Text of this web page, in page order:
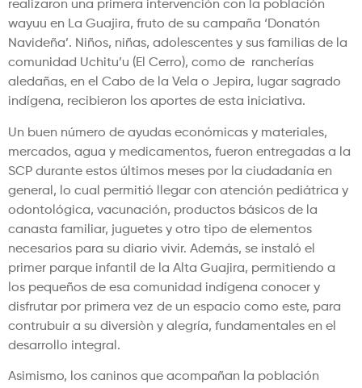
realizaron una primera intervención con la población
wayuu en La Guajira, fruto de su campaña ‘Donatón
Navideña’. Niños, niñas, adolescentes y sus familias de la
comunidad Uchitu’u (El Cerro), como de rancherías
aledañas, en el Cabo de la Vela o Jepira, lugar sagrado
indígena, recibieron los aportes de esta iniciativa.
Un buen número de ayudas económicas y materiales,
mercados, agua y medicamentos, fueron entregadas a la
SCP durante estos últimos meses por la ciudadanía en
general, lo cual permitió llegar con atención pediátrica y
odontológica, vacunación, productos básicos de la
canasta familiar, juguetes y otro tipo de elementos
necesarios para su diario vivir. Además, se instaló el
primer parque infantil de la Alta Guajira, permitiendo a
los pequeños de esa comunidad indígena conocer y
disfrutar por primera vez de un espacio como este, para
contrubuir a su diversiòn y alegría, fundamentales en el
desarrollo integral.
Asimismo, los caninos que acompañan la población